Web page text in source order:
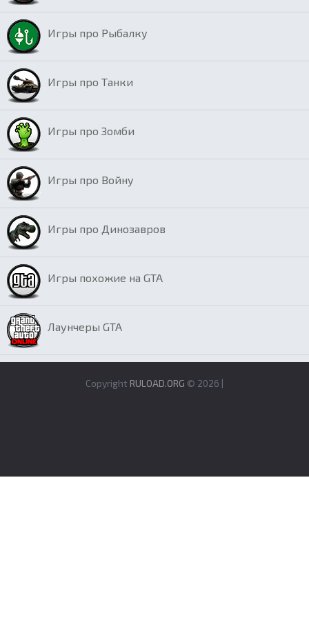
Игры про Рыбалку
Игры про Танки
Игры про Зомби
Игры про Войну
Игры про Динозавров
Игры похожие на GTA
Лаунчеры GTA
Copyright RULOAD.ORG © 2026 |